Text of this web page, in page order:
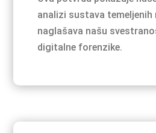
analizi sustava temeljenih
naglašava našu
digitalne forenzike.